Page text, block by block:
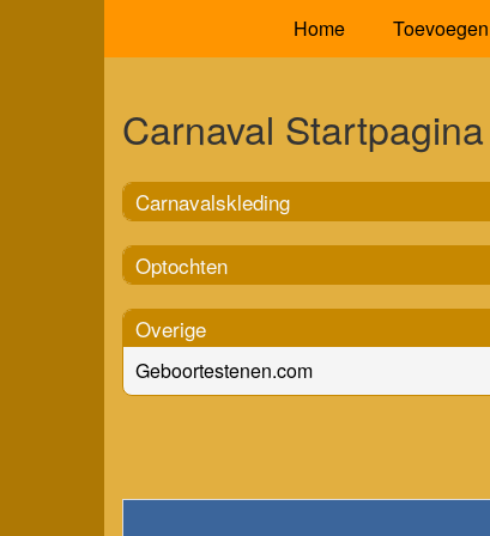
Home Toevoegen
Carnaval Startpagina
Carnavalskleding
Optochten
Overige
Geboortestenen.com